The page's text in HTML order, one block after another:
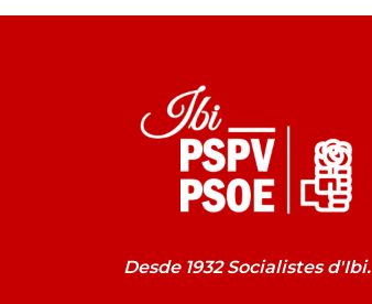
Desde 1932 Socialistes d'Ibi.